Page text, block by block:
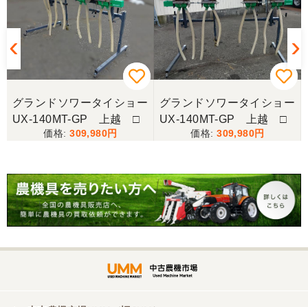
グランドソワータイショー
UX-140MT-GP 上越 □
309,980
グランドソワータイショー
UX-140MT-GP 上越 □
309,980